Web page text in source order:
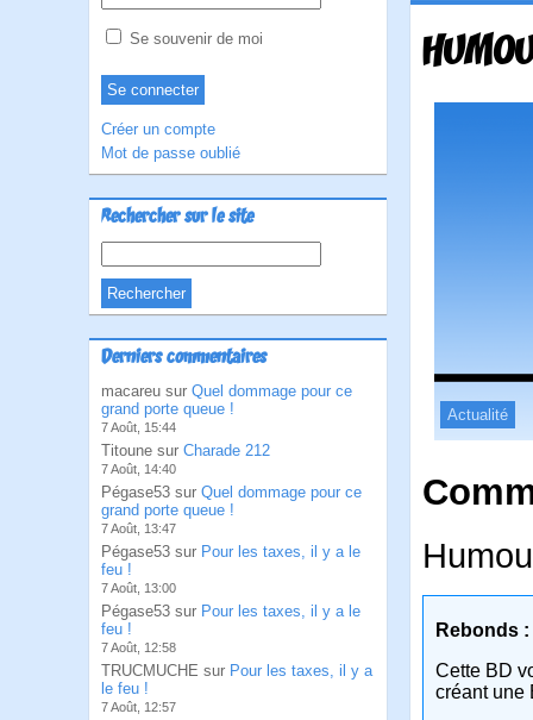
Se souvenir de moi
Créer un compte
Mot de passe oublié
Rechercher sur le site
Derniers commentaires
macareu sur Quel dommage pour ce
grand porte queue !
7 Août, 15:44
Titoune sur Charade 212
7 Août, 14:40
Pégase53 sur Quel dommage pour ce
grand porte queue !
7 Août, 13:47
Pégase53 sur Pour les taxes, il y a le
feu !
7 Août, 13:00
Pégase53 sur Pour les taxes, il y a le
feu !
7 Août, 12:58
TRUCMUCHE sur Pour les taxes, il y a
le feu !
7 Août, 12:57
Actualité
Rebonds :
Cette BD
créant une